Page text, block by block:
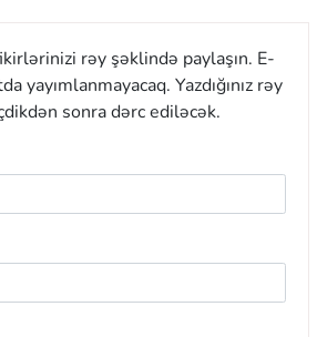
rəy şəklində paylaşın. E-
yayımlanmayacaq. Yazdığınız rəy
sonra dərc ediləcək.